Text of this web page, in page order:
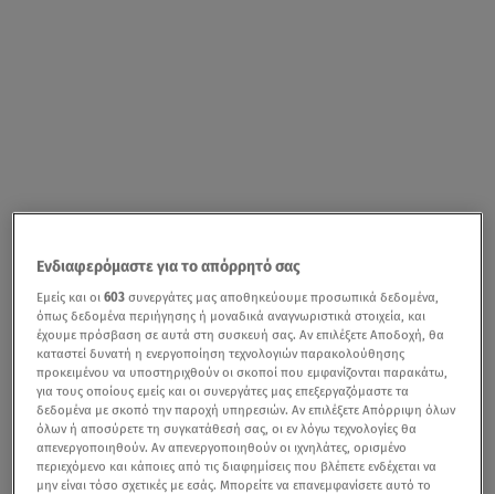
Ενδιαφερόμαστε για το απόρρητό σας
Εμείς και οι603 συνεργάτες μας αποθηκεύουμε προσωπικά δεδομένα,
όπως δεδομένα περιήγησης ή μοναδικά αναγνωριστικά στοιχεία, και
έχουμε πρόσβαση σε αυτά στη συσκευή σας. Αν επιλέξετε Αποδοχή, θα
καταστεί δυνατή η ενεργοποίηση τεχνολογιών παρακολούθησης
προκειμένου να υποστηριχθούν οι σκοποί που εμφανίζονται παρακάτω,
για τους οποίους εμείς και οι συνεργάτες μας επεξεργαζόμαστε τα
δεδομένα με σκοπό την παροχή υπηρεσιών. Αν επιλέξετε Απόρριψη όλων
όλων ή αποσύρετε τη συγκατάθεσή σας, οι εν λόγω τεχνολογίες θα
απενεργοποιηθούν. Αν απενεργοποιηθούν οι ιχνηλάτες, ορισμένο
περιεχόμενο και κάποιες από τις διαφημίσεις που βλέπετε ενδέχεται να
μην είναι τόσο σχετικές με εσάς. Μπορείτε να επανεμφανίσετε αυτό το